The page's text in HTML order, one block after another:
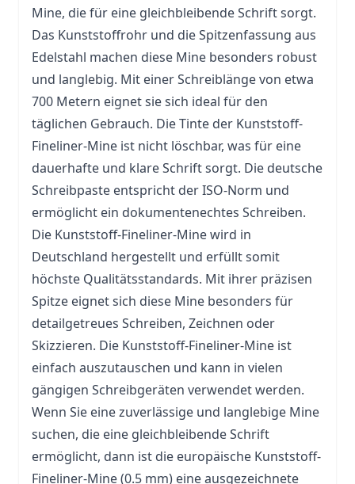
Mine, die für eine gleichbleibende Schrift sorgt.
Das Kunststoffrohr und die Spitzenfassung aus
Edelstahl machen diese Mine besonders robust
und langlebig. Mit einer Schreiblänge von etwa
700 Metern eignet sie sich ideal für den
täglichen Gebrauch. Die Tinte der Kunststoff-
Fineliner-Mine ist nicht löschbar, was für eine
dauerhafte und klare Schrift sorgt. Die deutsche
Schreibpaste entspricht der ISO-Norm und
ermöglicht ein dokumentenechtes Schreiben.
Die Kunststoff-Fineliner-Mine wird in
Deutschland hergestellt und erfüllt somit
höchste Qualitätsstandards. Mit ihrer präzisen
Spitze eignet sich diese Mine besonders für
detailgetreues Schreiben, Zeichnen oder
Skizzieren. Die Kunststoff-Fineliner-Mine ist
einfach auszutauschen und kann in vielen
gängigen Schreibgeräten verwendet werden.
Wenn Sie eine zuverlässige und langlebige Mine
suchen, die eine gleichbleibende Schrift
ermöglicht, dann ist die europäische Kunststoff-
Fineliner-Mine (0.5 mm) eine ausgezeichnete